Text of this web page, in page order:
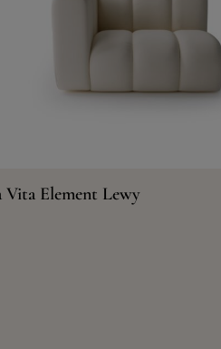
Vita Element Lewy